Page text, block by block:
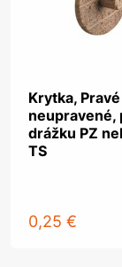
Krytka,
neupravené,
drážku PZ
TS
0,25 €